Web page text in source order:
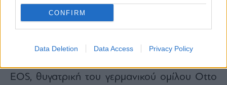
CONFIRM
Data Deletion Data Access Privacy Policy
Ανάμεσα στα μεγαλύτερα νέα επενδυτικά
σχέδια που βρίσκονται υπό ωρίμανση στη
Southrock, του επενδυτικού σχήματος που
EOS, θυγατρική του γερμανικού ομίλου Otto